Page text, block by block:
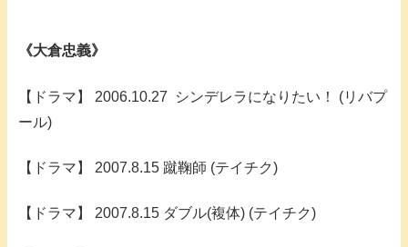
《大倉忠義》
【ドラマ】 2006.10.27 シンデレラになりたい！ (リバプ
ール)
【ドラマ】 2007.8.15 蹴鞠師 (テイチク)
【ドラマ】 2007.8.15 ダブル(複体) (テイチク)